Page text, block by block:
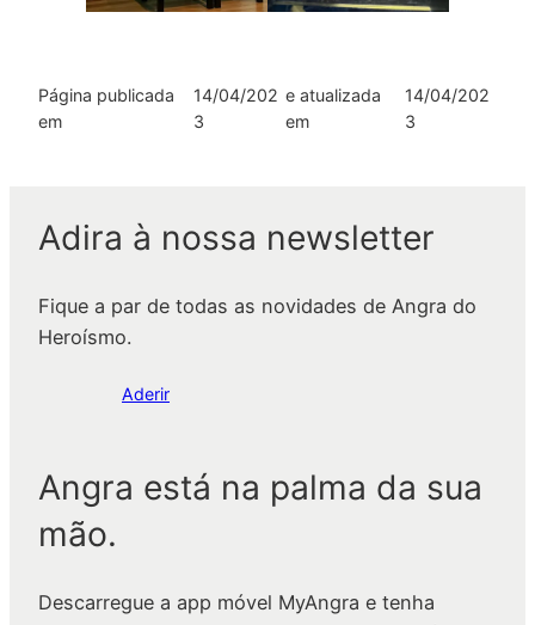
Página publicada
em
14/04/202
3
e atualizada
em
14/04/202
3
Adira à nossa newsletter
Fique a par de todas as novidades de Angra do
Heroísmo.
Aderir
Angra está na palma da sua
mão.
Descarregue a app móvel MyAngra e tenha